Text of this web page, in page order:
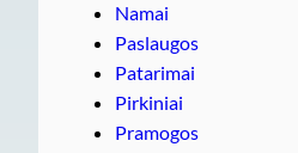
Namai
Paslaugos
Patarimai
Pirkiniai
Pramogos